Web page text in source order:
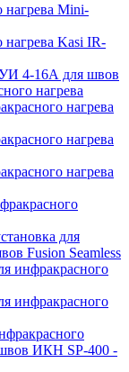
нагрева Mini-
нагрева Kasi IR-
УИ 4-16А для швов
нагрева
нагрева
нагрева
нагрева
для
Fusion Seamless
инфракрасного
инфракрасного
ИКН SP-400 -